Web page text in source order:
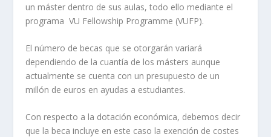
un máster dentro de sus aulas, todo ello mediante el
programa VU Fellowship Programme (VUFP).
El número de becas que se otorgarán variará
dependiendo de la cuantía de los másters aunque
actualmente se cuenta con un presupuesto de un
millón de euros en ayudas a estudiantes.
Con respecto a la dotación económica, debemos decir
que la beca incluye en este caso la exención de costes